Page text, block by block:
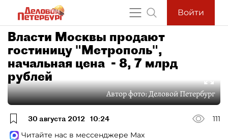
Войти
Власти Москвы продают
гостиницу "Метрополь",
начальная цена - 8, 7 млрд
рублей
Автор фото:Деловой Петербург
30 августа 2012 10:24
111
Читайте нас в мессенджере Max